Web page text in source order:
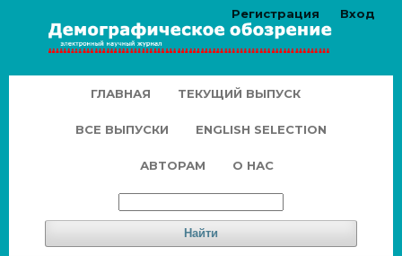
ГЛАВНАЯ ТЕКУЩИЙ ВЫПУСК
ВСЕ ВЫПУСКИ ENGLISH SELECTION
АВТОРАМ О НАС
Найти
Регистрация Вход